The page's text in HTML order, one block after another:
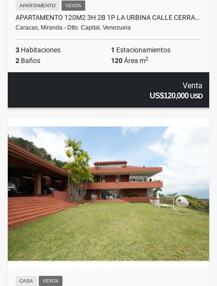
APARTAMENTO VENTA
APARTAMENTO 120M2 3H 2B 1P LA URBINA CALLE CERRA…
Caracas, Miranda - Dtto. Capital, Venezuela
3 Habitaciones 1 Estacionamientos
2 Baños 120Área m2
Venta
US$120,000USD
CASA VENTA